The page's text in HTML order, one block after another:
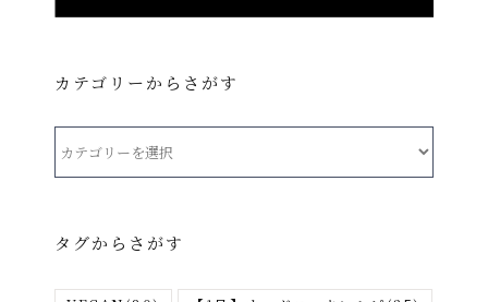
カテゴリーからさがす
ー
タグからさがす